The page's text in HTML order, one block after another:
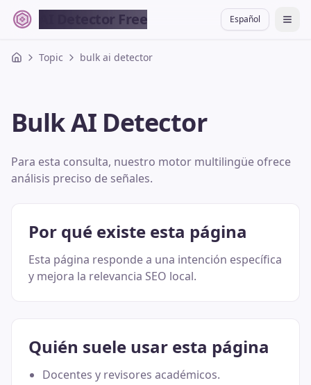
AI Detector Free Español 切换
Topic bulk ai detector
Bulk AI Detector
Para esta consulta, nuestro motor multilingüe ofrece
análisis preciso de señales.
Por qué existe esta página
Esta página responde a una intención específica
y mejora la relevancia SEO local.
Quién suele usar esta página
Docentes y revisores académicos.